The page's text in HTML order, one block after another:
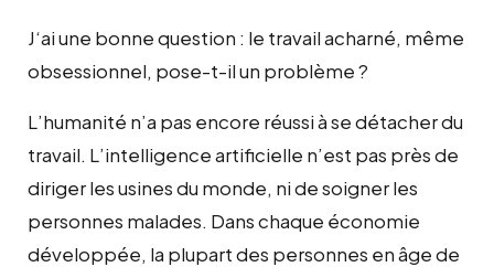
J‘ai une bonne question : le travail acharné, même
obsessionnel, pose-t-il un problème ?
L’humanité n’a pas encore réussi à se détacher du
travail. L’intelligence artificielle n’est pas près de
diriger les usines du monde, ni de soigner les
personnes malades. Dans chaque économie
développée, la plupart des personnes en âge de